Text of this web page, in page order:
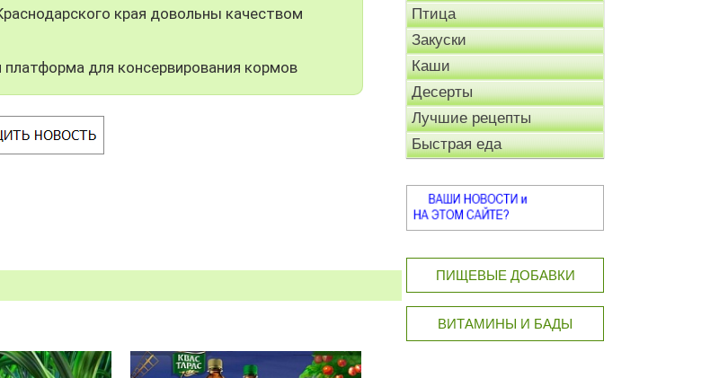
края довольны качеством
для консервирования кормов
Птица
Закуски
Каши
Десерты
Лучшие рецепты
Быстрая еда
ПИЩЕВЫЕ ДОБАВКИ
ВИТАМИНЫ И БАДЫ